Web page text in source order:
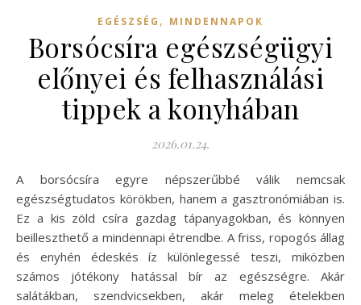
EGÉSZSÉG , MINDENNAPOK
Borsócsíra egészségügyi
előnyei és felhasználási
tippek a konyhában
2026.01.24.
A borsócsíra egyre népszerűbbé válik nemcsak
egészségtudatos körökben, hanem a gasztronómiában is.
Ez a kis zöld csíra gazdag tápanyagokban, és könnyen
beilleszthető a mindennapi étrendbe. A friss, ropogós állag
és enyhén édeskés íz különlegessé teszi, miközben
számos jótékony hatással bír az egészségre. Akár
salátákban, szendvicsekben, akár meleg ételekben